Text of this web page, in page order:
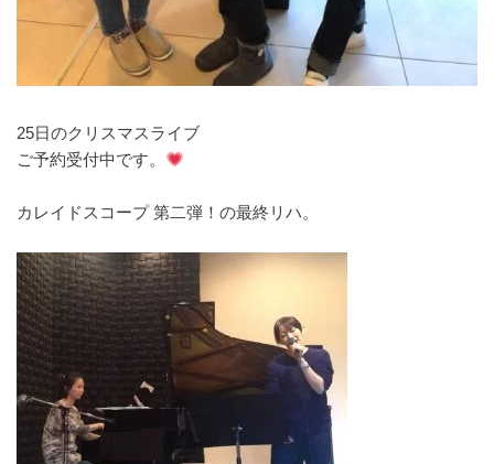
25日のクリスマスライブ
ご予約受付中です。
カレイドスコープ 第二弾！の最終リハ。